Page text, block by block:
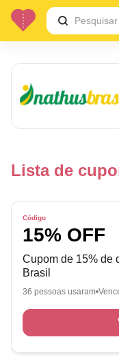
Lista de
Código
15% OFF
Cupom de 15% de
Brasil
36 pessoas usaram